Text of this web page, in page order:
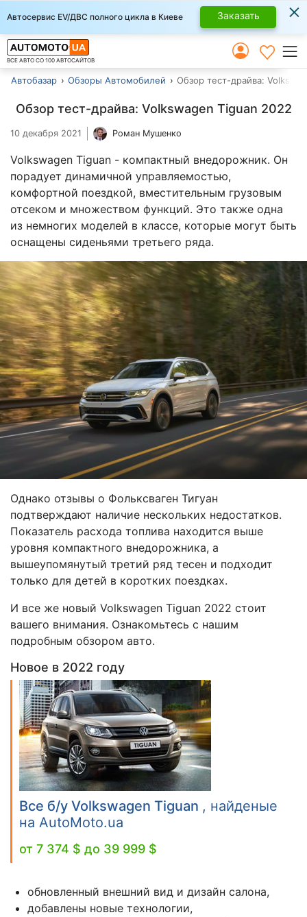
Автосервис EV/ДВС полного цикла в Киеве Заказать ×
ВСЕ АВТО СО 100 АВТОСАЙТОВ
Автобазар Обзоры Автомобилей Обзор тест-драйва:
Обзор тест-драйва: Volkswagen Tiguan 2022
10 декабря 2021 Роман Мушенко
Volkswagen Tiguan - компактный внедорожник. Он
порадует динамичной управляемостью,
комфортной поездкой, вместительным грузовым
отсеком и множеством функций. Это также одна
из немногих моделей в классе, которые могут быть
оснащены сиденьями третьего ряда.
Однако отзывы о Фольксваген Тигуан
подтверждают наличие нескольких недостатков.
Показатель расхода топлива находится выше
уровня компактного внедорожника, а
вышеупомянутый третий ряд тесен и подходит
только для детей в коротких поездках.
И все же новый Volkswagen Tiguan 2022 стоит
вашего внимания. Ознакомьтесь с нашим
подробным обзором авто.
Новое в 2022 году
Все б/у Volkswagen Tiguan , найденые
на AutoMoto.ua
от 7 374 $ до 39 999 $
обновленный внешний вид и дизайн салона,
добавлены новые технологии,